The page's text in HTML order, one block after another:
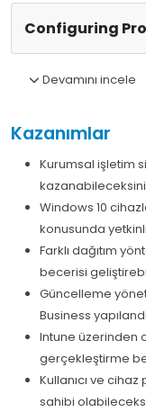
Configuring
Devamını incele
Kazanımlar
Kurumsal işletim
Windows 10
konusunda
Farklı dağıtım
becerisi
Güncelleme
Business
Intune üzerinden
gerçekleştirme
Kullanıcı ve
sahibi